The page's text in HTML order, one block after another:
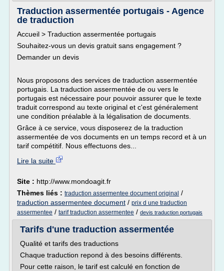
Traduction assermentée portugais - Agence
de traduction
Accueil > Traduction assermentée portugais
Souhaitez-vous un devis gratuit sans engagement ?
Demander un devis
Nous proposons des services de traduction assermentée
portugais. La traduction assermentée de ou vers le
portugais est nécessaire pour pouvoir assurer que le texte
traduit correspond au texte original et c'est généralement
une condition préalable à la légalisation de documents.
Grâce à ce service, vous disposerez de la traduction
assermentée de vos documents en un temps record et à un
tarif compétitif. Nous effectuons des...
Lire la suite
Site : http://www.mondoagit.fr
Thèmes liés : traduction assermentee document original /
traduction assermentee document / prix d une traduction
assermentee / tarif traduction assermentee / devis traduction portugais
Tarifs d'une traduction assermentée
Qualité et tarifs des traductions
Chaque traduction repond à des besoins différents.
Pour cette raison, le tarif est calculé en fonction de